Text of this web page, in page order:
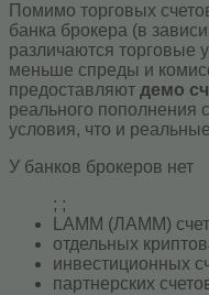
Помимо торговых
банка брокера (в
различаются торговые
меньше спреды и
предоставляют демо
реального пополнения
условия, что и
У банков брокеров нет
; ;
LAMM (ЛАММ)
отдельных
инвестиционных
партнерских